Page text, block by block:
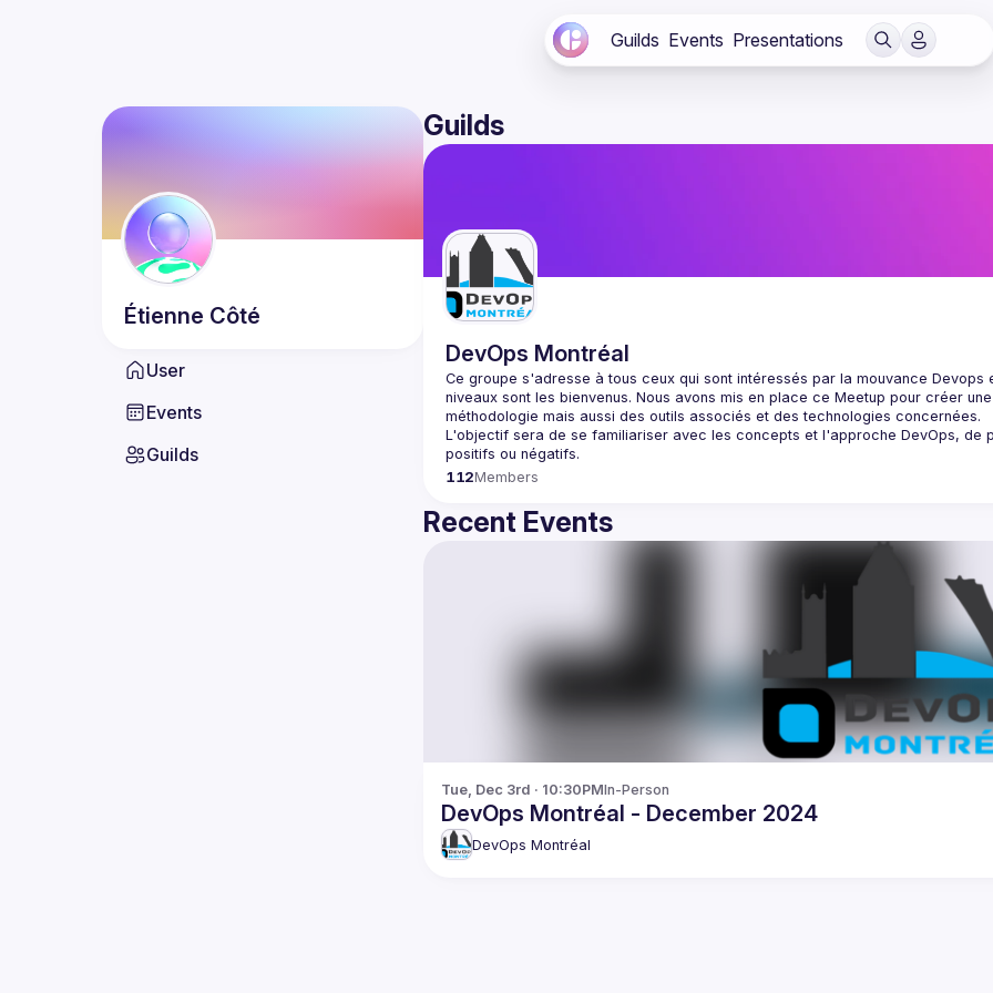
Guilds Events Presentations
Étienne Côté
User
Events
Guilds
Guilds
DevOps Montréal
Ce groupe s'adresse à tous ceux qui sont intéressés par la mouvance
niveaux sont les bienvenus. Nous avons mis en place ce Meetup pour créer
L'objectif sera de se familiariser avec les concepts et l'approche DevOps, de
112Members
Recent Events
Tue, Dec 3rd · 10:30PMIn-Person
DevOps Montréal - December 2024
DevOps Montréal